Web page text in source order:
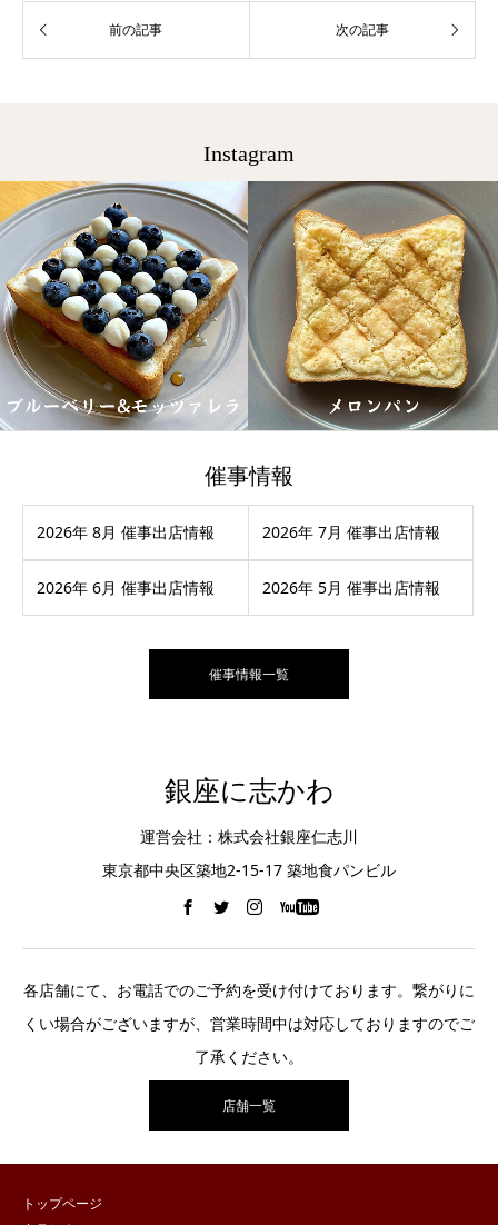
Instagram
催事情報
2026年 8月 催事出店情報 2026年 7月 催事出店情報
2026年 6月 催事出店情報 2026年 5月 催事出店情報
催事情報一覧
銀座に志かわ
運営会社：株式会社銀座仁志川
東京都中央区築地2-15-17 築地食パンビル
各店舗にて、お電話でのご予約を受け付けております。繋がりに
くい場合がございますが、営業時間中は対応しておりますのでご
了承ください。
店舗一覧
トップページ